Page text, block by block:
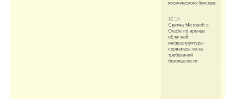
космического буксира
10:15
Сделка Microsoft с
Oracle по аренде
облачной
инфраструктуры
сорвалась из-за
требований
безопасности